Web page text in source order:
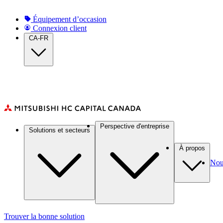
main
content
Top
Navigation
Équipement d’occasion
Connexion client
CA-FR
navigation
Solutions et secteurs
Perspective d'entreprise
À propos
Trouver la bonne solution